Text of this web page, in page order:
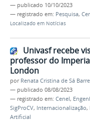
— publicado 10/10/2023
— registrado em: Pesquisa,
Localizado em Notícias
Univasf recebe
professor do
London
por Renata Cristina de Sá
— publicado 08/08/2023
— registrado em: Cenel,
SigProCV, Internacionalização,
Artificial